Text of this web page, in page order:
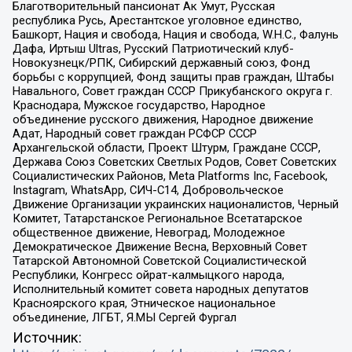
Благотворительный пансионат Ак Умут, Русская
республика Русь, Арестантское уголовное единство,
Башкорт, Нация и свобода, Нация и свобода, W.H.С., Фалунь
Дафа, Иртыш Ultras, Русский Патриотический клуб-
Новокузнецк/РПК, Сибирский державный союз, Фонд
борьбы с коррупцией, Фонд защиты прав граждан, Штабы
Навального, Совет граждан СССР Прикубанского округа г.
Краснодара, Мужское государство, Народное
объединение русского движения, Народное движение
Адат, Народный совет граждан РСФСР СССР
Архангельской области, Проект Штурм, Граждане СССР,
Держава Союз Советских Светлых Родов, Совет Советских
Социалистических Районов, Meta Platforms Inc, Facebook,
Instagram, WhatsApp, СИЧ-С14, Добровольческое
Движение Организации украинских националистов, Черный
Комитет, Татарстанское Региональное Всетатарское
общественное движение, Невоград, Молодежное
Демократическое Движение Весна, Верховный Совет
Татарской Автономной Советской Социалистической
Республики, Конгресс ойрат-калмыцкого народа,
Исполнительный комитет совета народных депутатов
Красноярского края, Этническое национальное
объединение, ЛГБТ, Я.МЫ Сергей Фургал
Источник: